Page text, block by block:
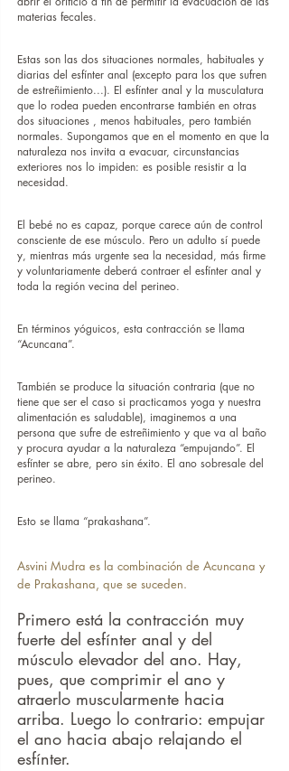
materias fecales.
Estas son las dos situaciones normales, habituales y
diarias del esfínter anal (excepto para los que sufren
de estreñimiento...). El esfínter anal y la musculatura
que lo rodea pueden encontrarse también en otras
dos situaciones , menos habituales, pero también
normales. Supongamos que en el momento en que la
naturaleza nos invita a evacuar, circunstancias
exteriores nos lo impiden: es posible resistir a la
necesidad.
El bebé no es capaz, porque carece aún de control
consciente de ese músculo. Pero un adulto sí puede
y, mientras más urgente sea la necesidad, más firme
y voluntariamente deberá contraer el esfínter anal y
toda la región vecina del perineo.
En términos yóguicos, esta contracción se llama
“Acuncana”.
También se produce la situación contraria (que no
tiene que ser el caso si practicamos yoga y nuestra
alimentación es saludable), imaginemos a una
persona que sufre de estreñimiento y que va al baño
y procura ayudar a la naturaleza “empujando”. El
esfínter se abre, pero sin éxito. El ano sobresale del
perineo.
Esto se llama “prakashana”.
Asvini Mudra es la combinación de Acuncana y
de Prakashana, que se suceden.
Primero está la contracción muy
fuerte del esfínter anal y del
músculo elevador del ano. Hay,
pues, que comprimir el ano y
atraerlo muscularmente hacia
arriba. Luego lo contrario: empujar
el ano hacia abajo relajando el
esfínter.